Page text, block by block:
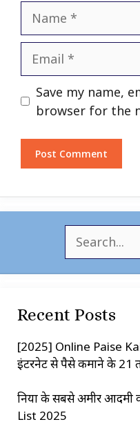
Name
Email
Website
Save my name,
browser for the
h
Recent Posts
[2025] Online Paise
इंटरनेट से पैसे कमाने के 21
दुनिया के सबसे अमीर
List 2025